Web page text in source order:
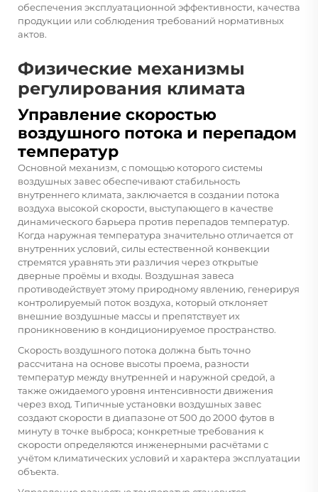
обеспечения эксплуатационной эффективности, качества
продукции или соблюдения требований нормативных
актов.
Физические механизмы
регулирования климата
Управление скоростью
воздушного потока и перепадом
температур
Основной механизм, с помощью которого системы
воздушных завес обеспечивают стабильность
внутреннего климата, заключается в создании потока
воздуха высокой скорости, выступающего в качестве
динамического барьера против перепадов температур.
Когда наружная температура значительно отличается от
внутренних условий, силы естественной конвекции
стремятся уравнять эти различия через открытые
дверные проёмы и входы. Воздушная завеса
противодействует этому природному явлению, генерируя
контролируемый поток воздуха, который отклоняет
внешние воздушные массы и препятствует их
проникновению в кондиционируемое пространство.
Скорость воздушного потока должна быть точно
рассчитана на основе высоты проема, разности
температур между внутренней и наружной средой, а
также ожидаемого уровня интенсивности движения
через вход. Типичные установки воздушных завес
создают скорости в диапазоне от 500 до 2000 футов в
минуту в точке выброса; конкретные требования к
скорости определяются инженерными расчётами с
учётом климатических условий и характера эксплуатации
объекта.